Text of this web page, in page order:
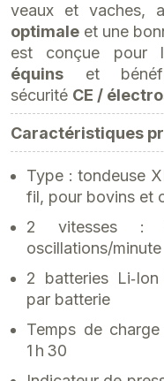
veaux et vaches,
optimale et une
est conçue pour
équins et
sécurité CE /
Caractéristiques
Type : tondeuse
fil, pour bovins et
2 vitesses :
oscillations/minute
2 batteries Li‑Ion
par batterie
Temps de
1 h 30